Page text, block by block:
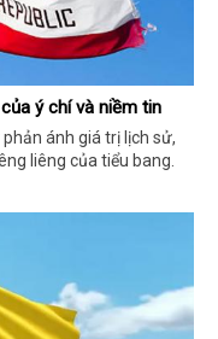
ý chí và niềm tin
phản ánh giá trị lịch sử,
liêng của tiểu bang.